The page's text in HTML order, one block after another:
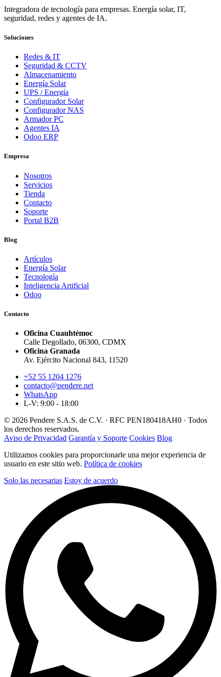
Integradora de tecnología para empresas. Energía solar, IT,
seguridad, redes y agentes de IA.
Soluciones
Redes & IT
Seguridad & CCTV
Almacenamiento
Energía Solar
UPS / Energía
Configurador Solar
Configurador NAS
Armador PC
Agentes IA
Odoo ERP
Empresa
Nosotros
Servicios
Tienda
Contacto
Soporte
Portal B2B
Blog
Artículos
Energía Solar
Tecnología
Inteligencia Artificial
Odoo
Contacto
Oficina Cuauhtémoc
Calle Degollado, 06300, CDMX
Oficina Granada
Av. Ejército Nacional 843, 11520
+52 55 1204 1276
contacto@pendere.net
WhatsApp
L-V: 9:00 - 18:00
© 2026 Pendere S.A.S. de C.V. · RFC PEN180418AH0 · Todos
los derechos reservados.
Aviso de Privacidad Garantía y Soporte Cookies Blog
Utilizamos cookies para proporcionarle una mejor experiencia de
usuario en este sitio web. Política de cookies
Solo las necesarias Estoy de acuerdo